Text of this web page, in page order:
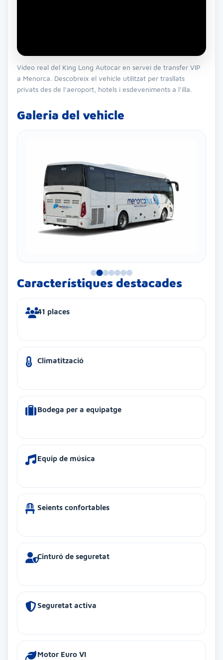
Vídeo real del King Long Autocar en servei de transfer VIP
a Menorca. Descobreix el vehicle utilitzat per trasllats
privats des de l’aeroport, hotels i esdeveniments a l’illa.
Galeria del vehicle
Característiques destacades
41 places
Climatització
Bodega per a equipatge
Equip de música
Seients confortables
Cinturó de seguretat
Seguretat activa
Motor Euro VI